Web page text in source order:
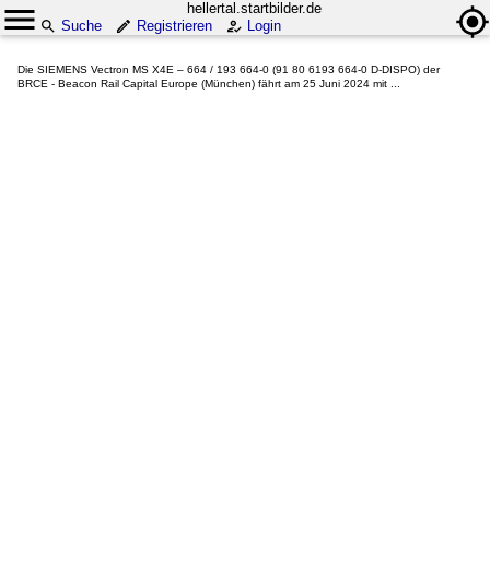
hellertal.startbilder.de
Suche
Registrieren Login
Die SIEMENS Vectron MS X4E – 664 / 193 664-0 (91 80 6193 664-0 D-DISPO) der
BRCE - Beacon Rail Capital Europe (München) fährt am 25 Juni 2024 mit ...